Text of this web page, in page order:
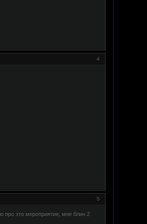
4
5
про это мероприятие, мне блин 2